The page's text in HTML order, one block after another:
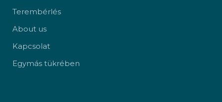
Terembérlés
About us
Kapcsolat
Egymás tükrében